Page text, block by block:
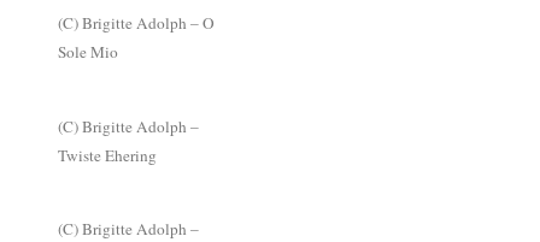
(C) Brigitte Adolph – O
Sole Mio
(C) Brigitte Adolph –
Twiste Ehering
(C) Brigitte Adolph –